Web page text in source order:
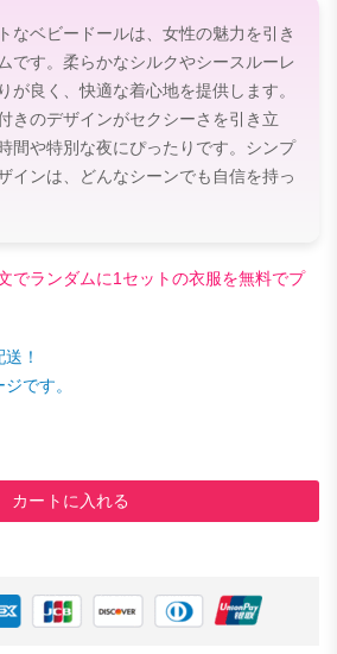
なベビードールは、女性の魅力を引き
です。柔らかなシルクやシースルーレ
が良く、快適な着心地を提供します。
きのデザインがセクシーさを引き立
間や特別な夜にぴったりです。シンプ
インは、どんなシーンでも自信を持っ
でランダムに1セットの衣服を無料でプ
！
です。
カートに入れる